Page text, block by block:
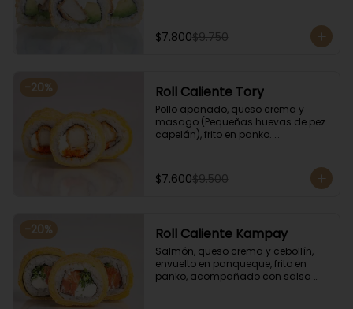
$7.800$9.750
-20% Roll Caliente Tory
Pollo apanado, queso crema y
masago (Pequeñas huevas de pez
capelán), frito en panko.
$7.600$9.500
-20% Roll Caliente Kampay
Salmón, queso crema y cebollín,
envuelto en panqueque, frito en
panko, acompañado con salsa